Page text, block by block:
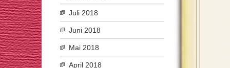
Juli 2018
Juni 2018
Mai 2018
April 2018